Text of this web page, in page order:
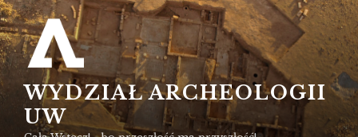
Przejdź
do
treści
WYDZIAŁ ARCHEOLOGII
UW